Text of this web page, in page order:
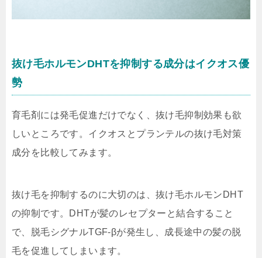
抜け毛ホルモンDHTを抑制する成分はイクオス優
勢
育毛剤には発毛促進だけでなく、抜け毛抑制効果も欲
しいところです。イクオスとプランテルの抜け毛対策
成分を比較してみます。
抜け毛を抑制するのに大切のは、 抜け毛ホルモンDHT
の抑制 です。DHTが髪のレセプターと結合すること
で、脱毛シグナルTGF-βが発生し、成長途中の髪の脱
毛を促進してしまいます。